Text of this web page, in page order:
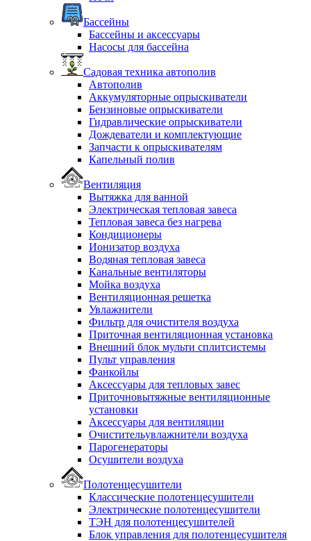
Бассейны
Бассейны и аксессуары
Насосы для бассейна
Садовая техника автополив
Автополив
Аккумуляторные опрыскиватели
Бензиновые опрыскиватели
Гидравлические опрыскиватели
Дождеватели и комплектующие
Запчасти к опрыскивателям
Капельный полив
Вентиляция
Вытяжка для ванной
Электрическая тепловая завеса
Тепловая завеса без нагрева
Кондиционеры
Ионизатор воздуха
Водяная тепловая завеса
Канальные вентиляторы
Мойка воздуха
Вентиляционная решетка
Увлажнители
Фильтр для очистителя воздуха
Приточная вентиляционная установка
Внешний блок мульти сплитсистемы
Пульт управления
Фанкойлы
Аксессуары для тепловых завес
Приточновытяжные вентиляционные
установки
Аксессуары для вентиляции
Очистительувлажнители воздуха
Парогенераторы
Осушители воздуха
Полотенцесушители
Классические полотенцесушители
Электрические полотенцесушители
ТЭН для полотенцесушителей
Блок управления для полотенцесушителя